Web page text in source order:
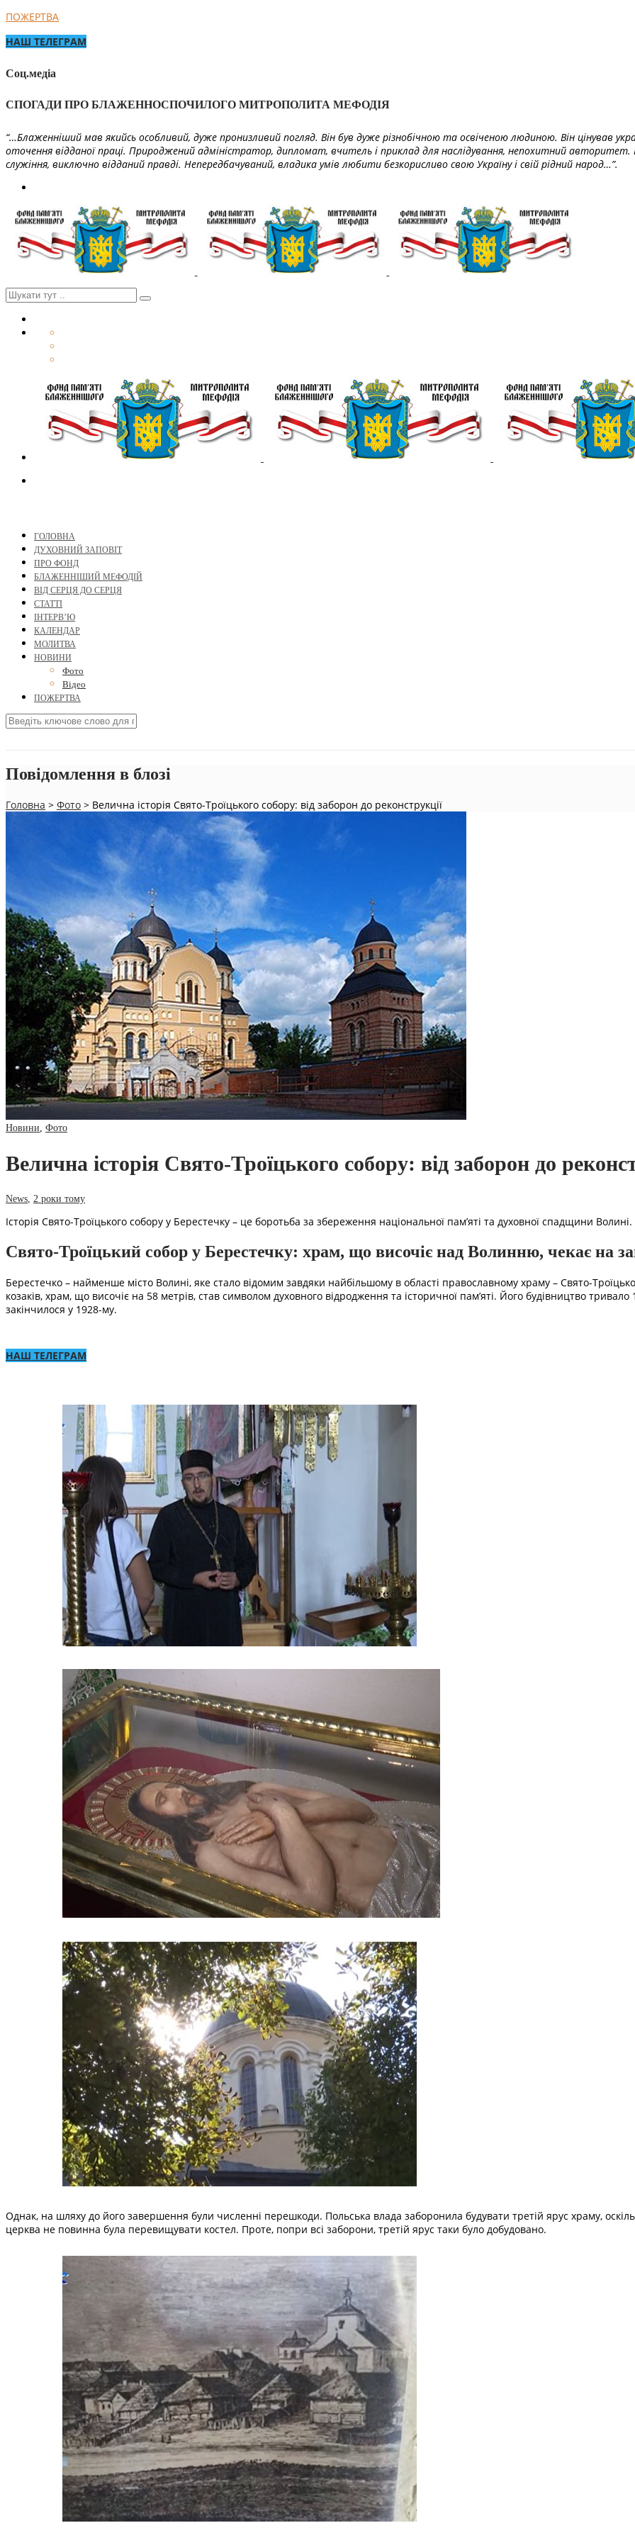
ПОЖЕРТВА
НАШ ТЕЛЕГРАМ
Соц.медіа
СПОГАДИ ПРО БЛАЖЕННОСПОЧИЛОГО МИТРОПОЛИТА МЕФОДІЯ
“…Блаженніший мав якийсь особливий, дуже пронизливий погляд. Він був дуже різнобічною та освіченою людиною. Він цінував
оточення відданої праці. Природжений адміністратор, дипломат, вчитель і приклад для наслідування, непохитний
служіння, виключно відданий правді. Непередбачуваний, владика умів любити безкорисливо свою Україну і свій рідний народ…”.
ГОЛОВНА
ДУХОВНИЙ ЗАПОВІТ
ПРО ФОНД
БЛАЖЕННІШИЙ МЕФОДІЙ
ВІД СЕРЦЯ ДО СЕРЦЯ
СТАТТІ
ІНТЕРВ’Ю
КАЛЕНДАР
МОЛИТВА
НОВИНИ
Фото
Відео
ПОЖЕРТВА
Повідомлення в блозі
Головна > Фото > Велична історія Свято-Троїцького собору: від заборон до реконструкції
Новини Фото
Велична історія Свято-Троїцького собору: від заборон до
News 2 роки тому
Історія Свято-Троїцького собору у Берестечку – це боротьба за збереження національної пам’яті та духовної спадщини Волині.
Свято-Троїцький собор у Берестечку: храм, що височіє над Волинню, чекає на
Берестечко – найменше місто Волині, яке стало відомим завдяки найбільшому в області православному храму – Свято-
козаків, храм, що височіє на 58 метрів, став символом духовного відродження та історичної пам’яті. Його будівництво
закінчилося у 1928-му.
НАШ ТЕЛЕГРАМ
Однак, на шляху до його завершення були численні перешкоди. Польська влада заборонила будувати третій ярус храму,
церква не повинна була перевищувати костел. Проте, попри всі заборони, третій ярус таки було добудовано.